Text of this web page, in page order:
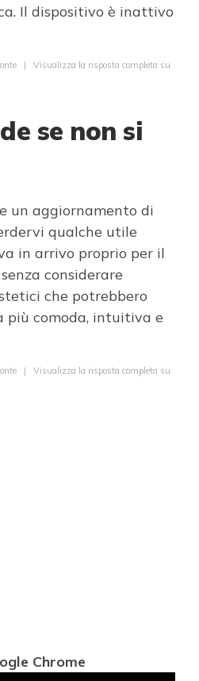
Il dispositivo è inattivo
| Visualizza la risposta completa su
se non si
un aggiornamento di
qualche utile
in arrivo proprio per il
considerare
che potrebbero
più comoda, intuitiva e
| Visualizza la risposta completa su
Chrome